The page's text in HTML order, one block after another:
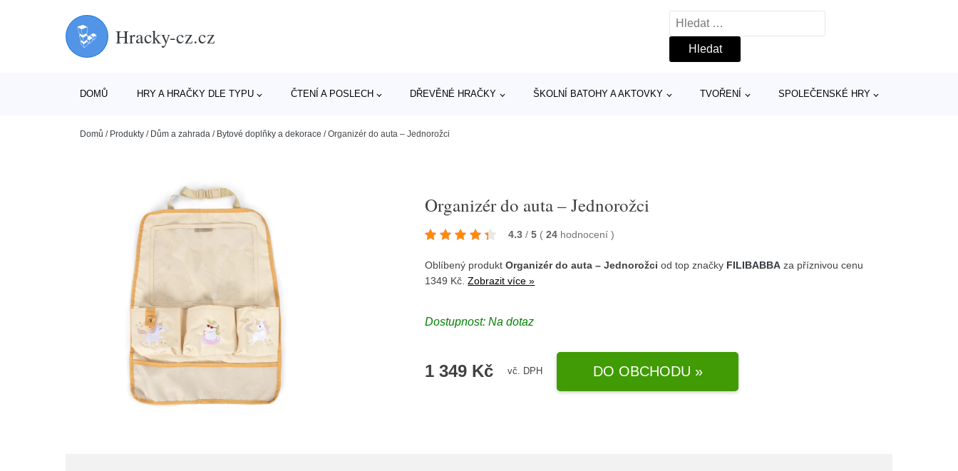
Hracky-cz.cz
Vyhledávání
DOMŮ HRY A HRAČKY DLE TYPU ČTENÍ A POSLECH DŘEVĚNÉ HRAČKY ŠKOLNÍ BATOHY A AKTOVKY TVOŘENÍ SPOLEČENSKÉ HRY
Domů / Produkty / Dům a zahrada / Bytové doplňky a dekorace /Organizér do auta – Jednorožci
Organizér do auta – Jednorožci
4.3 / 5 ( 24 hodnocení)
Oblíbený produktOrganizér do auta – Jednorožci od top značky FILIBABBA za příznivou cenu
1349 Kč.Zobrazit více »
Dostupnost: Na dotaz
1 349 Kč vč. DPH DO OBCHODU »